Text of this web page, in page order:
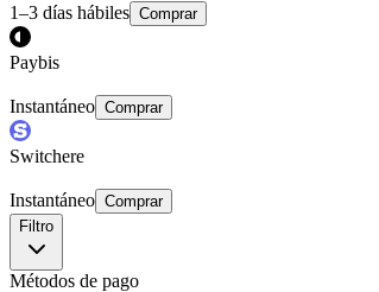
1–3 días hábiles Comprar
Paybis
Instantáneo Comprar
Switchere
Instantáneo Comprar
Filtro
Métodos de pago